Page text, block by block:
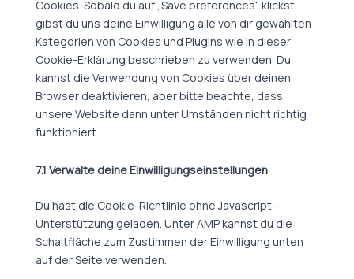
Cookies. Sobald du auf „Save preferences“ klickst,
gibst du uns deine Einwilligung alle von dir gewählten
Kategorien von Cookies und Plugins wie in dieser
Cookie-Erklärung beschrieben zu verwenden. Du
kannst die Verwendung von Cookies über deinen
Browser deaktivieren, aber bitte beachte, dass
unsere Website dann unter Umständen nicht richtig
funktioniert.
7.1 Verwalte deine Einwilligungseinstellungen
Du hast die Cookie-Richtlinie ohne Javascript-
Unterstützung geladen. Unter AMP kannst du die
Schaltfläche zum Zustimmen der Einwilligung unten
auf der Seite verwenden.